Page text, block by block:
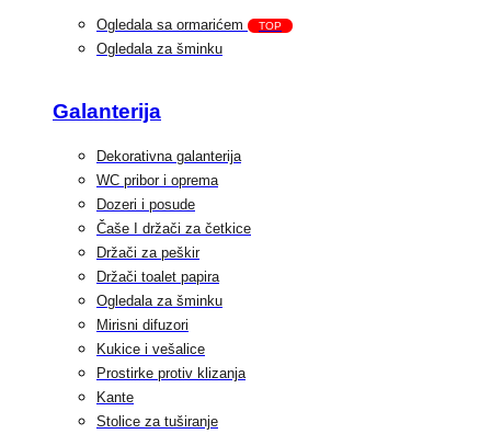
Ogledala sa ormarićem TOP
Ogledala za šminku
Galanterija
Dekorativna galanterija
WC pribor i oprema
Dozeri i posude
Čaše I držači za četkice
Držači za peškir
Držači toalet papira
Ogledala za šminku
Mirisni difuzori
Kukice i vešalice
Prostirke protiv klizanja
Kante
Stolice za tuširanje